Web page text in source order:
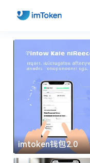
imtoken钱包2.0